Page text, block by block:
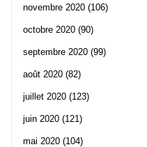
novembre 2020 (106)
octobre 2020 (90)
septembre 2020 (99)
août 2020 (82)
juillet 2020 (123)
juin 2020 (121)
mai 2020 (104)